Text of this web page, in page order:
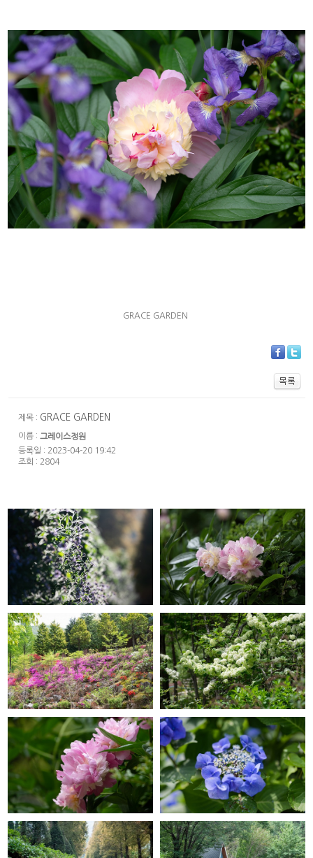
GRACE GARDEN
제목 : GRACE GARDEN
이름 : 그레이스정원
등록일 : 2023-04-20 19:42
조회 : 2804
GRACE GARDEN GRACE GARDEN
GRACE GARDEN GRACE GARDEN
GRACE GARDEN GRACE GARDEN